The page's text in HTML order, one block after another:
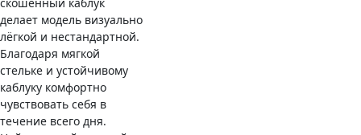
делает модель визуально
лёгкой и нестандартной.
Благодаря мягкой
стельке и устойчивому
каблуку комфортно
чувствовать себя в
течение всего дня.